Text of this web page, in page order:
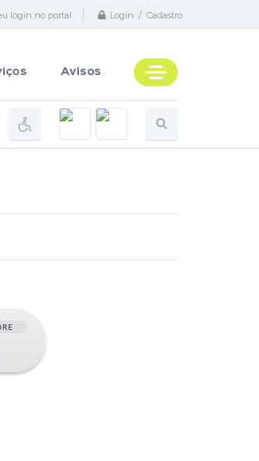
login no portal Login / Cadastro
Avisos